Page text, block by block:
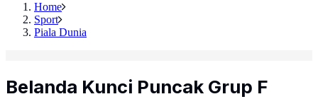
Home
Sport
Piala Dunia
Belanda Kunci Puncak Grup F